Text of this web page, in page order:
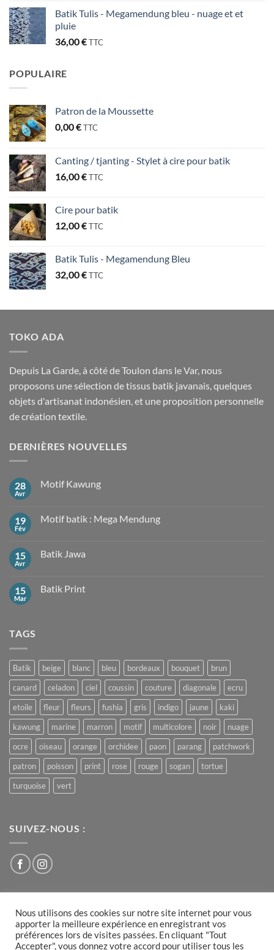
Batik Tulis - Megamendung bleu - nuage et et
pluie
36,00€TTC
POPULAIRE
Patron de la Moussette
0,00€TTC
Canting / tjanting - Stylet à cire pour batik
16,00€TTC
Cire pour batik
12,00€TTC
Batik Tulis - Megamendung Bleu
32,00€TTC
TOKO ADA
Depuis La Garde, à côté de Toulon dans le Var, nous
proposons une sélection de tissus batik javanais, quelques
objets d'artisanat indonésien, et une proposition personnelle
de création textile.
DERNIÈRES NOUVELLES
28
Avr
Motif Kawung
Motif
19
Fév
Motif batik : Mega Mendung
Motif
Mendung
15
Avr
Batik Jawa
Batik
15
Mar
Batik Print
TAGS
Batik beige blanc bleu bordeaux bouquet
brun
canard
celadon ciel coussin couture diagonale
ecru
etoile
fleur fleurs fushia gris indigo jaune
kaki
kawung
marine marron motif multicolore noir
nuage
ocre
oiseau orange orchidee paon parang
patchwork
patron
poisson print rose rouge sogan
tortue
turquoise
vert
SUIVEZ-NOUS :
Visa PayPal MasterCard
PLAN DU SITE
CONDITIONS GÉNÉRALES DE VENTE
Nous utilisons des cookies sur notre site internet pour vous
apporter la meilleure expérience en enregistrant vos
préférences lors de visites passées. En cliquant "Tout
Accepter", vous donnez votre accord pour utiliser tous les